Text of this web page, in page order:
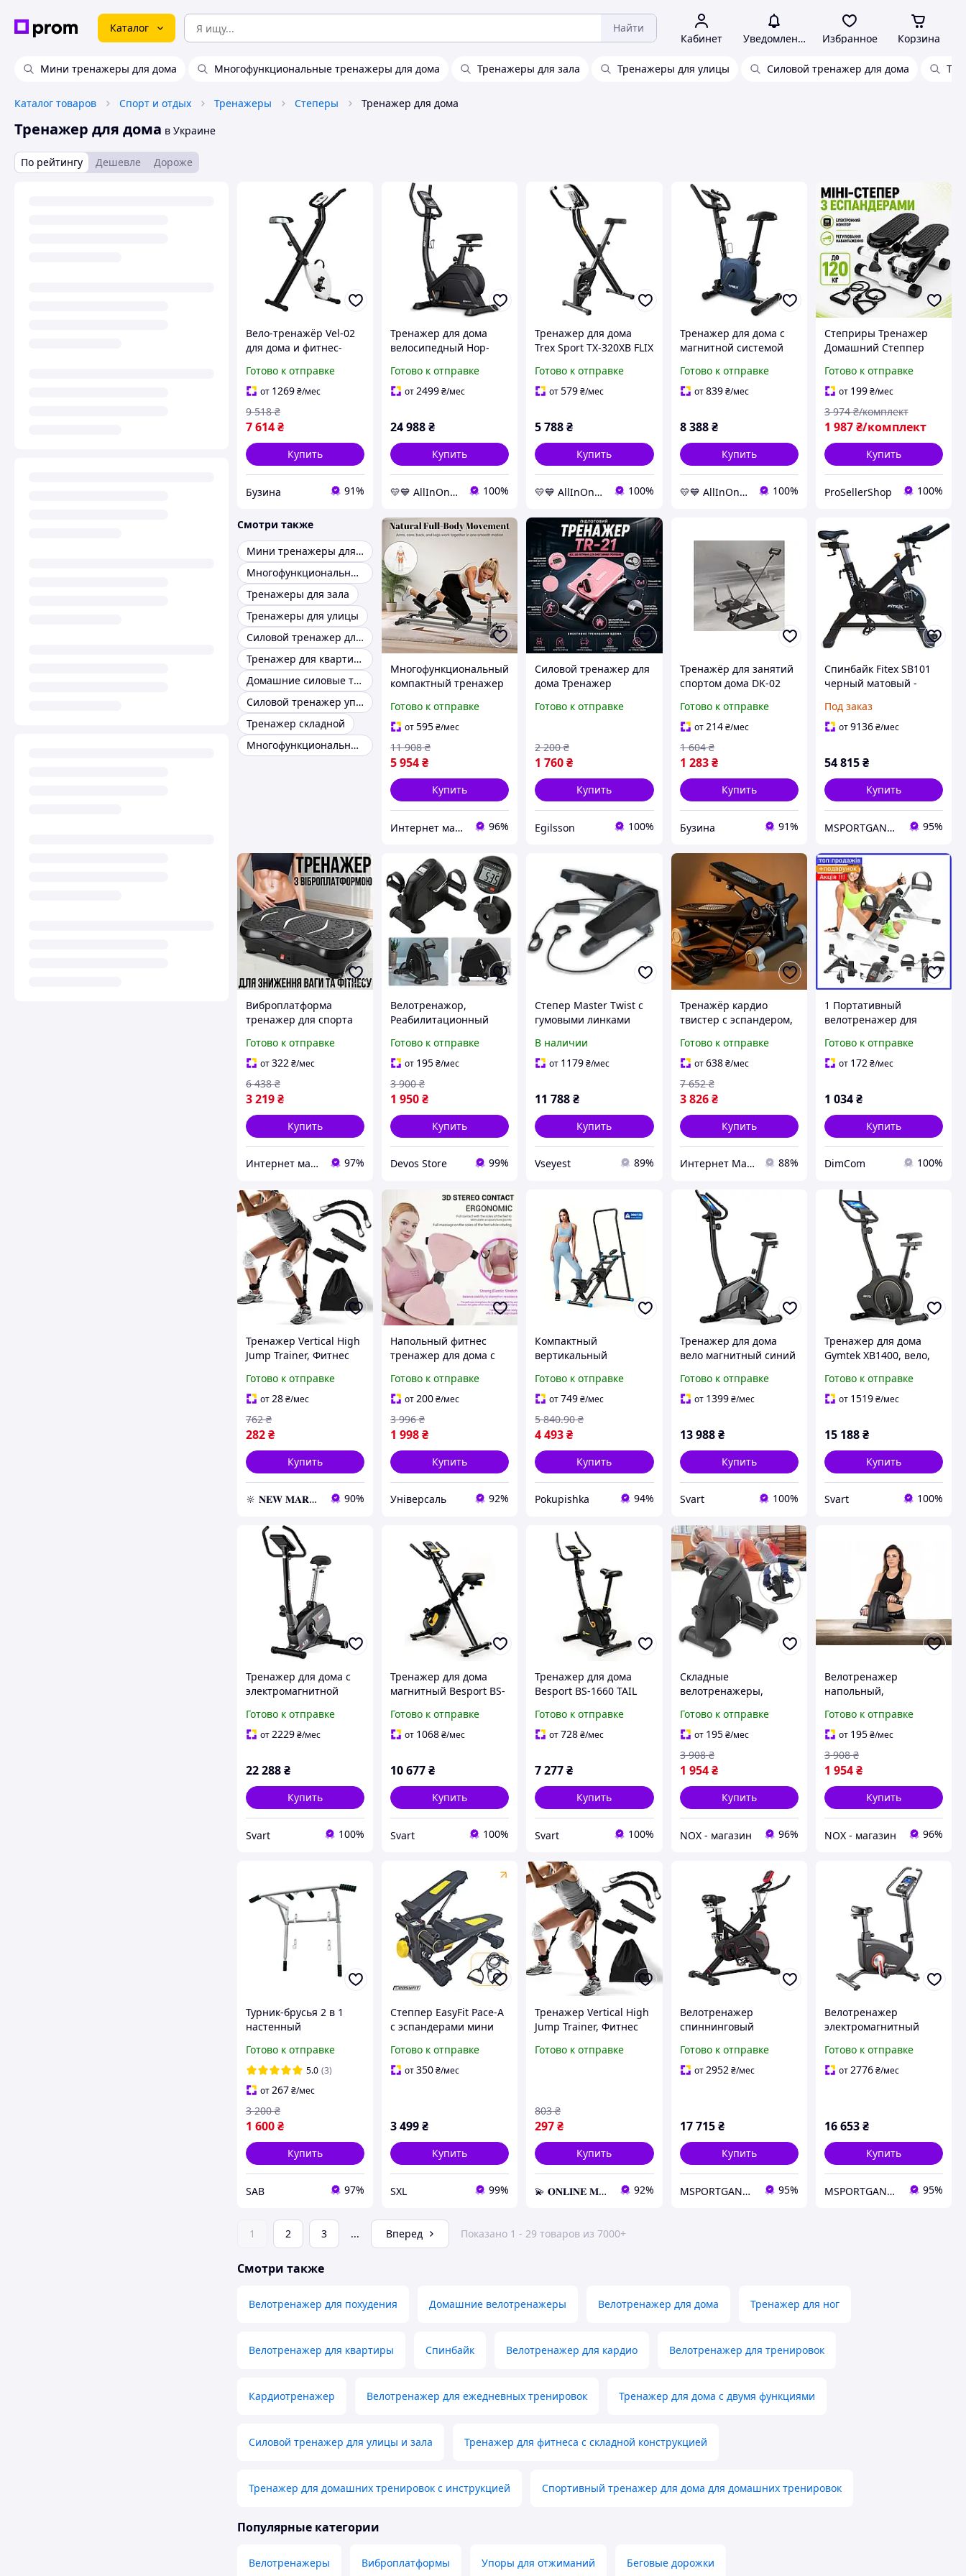
Каталог Найти
Кабинет Уведомления Избранное Корзина
Мини тренажеры для дома Многофункциональные тренажеры для дома Тренажеры для зала Тренажеры для улицы Силовой тренажер для дома
Каталог товаров Спорт и отдых Тренажеры Степеры Тренажер для дома
Тренажер для дома в Украине
По рейтингу Дешевле Дороже
Вело-тренажёр Vel-02
для дома и фитнес-
Готово к отправке
от 1269₴/мес
7 614₴
9 518 ₴
Купить
Бузина 91%
Тренажер для дома
велосипедный Hop-
черный AllInOne -
market-without-queues-
Готово к отправке
от2499₴/мес
24 988₴
Купить
💛💙 AllInOne - находи все необходимое в одном магазине! 100%
Тренажер для дома
Trex Sport TX-320XB FLIX
market-without-queues-
Готово к отправке
от579₴/мес
5 788₴
Купить
💛💙 AllInOne - находи все необходимое в одном магазине! 100%
Тренажер для дома с
магнитной системой
350MB RIZE синий
AllInOne -market-
Готово к отправке
от839 ₴/мес
8 388 ₴
Купить
💛💙 AllInOne - находи все необходимое в одном магазине! 100%
Степриры Тренажер
Домашний Степпер
Гидравлический
степпер Шаговый
тренажер кардио с
нынешнюю
Готово к отправке
от 199₴/мес
1 987₴/комплект
3 974 ₴/комплект
Купить
ProSellerShop 100%
Смотри также
Мини тренажеры для дома
Многофункциональные тренажеры для дома
Тренажеры для зала
Тренажеры для улицы
Силовой тренажер для дома
Тренажер для квартиры
Домашние силовые тренажеры
Силовой тренажер упражнения
Тренажер складной
Многофункциональный силовой тренажер для дома
Многофункциональный
компактный тренажер
спортом Эффективные
домашние тренажеры
кардио
Готово к отправке
от595₴/мес
5 954₴
11 908 ₴
Купить
Интернет магазин «Tehnos» 🛒 Лучшие цены! 💯 Быстрая отправка! 🚀 96%
Силовой тренажер для
дома Тренажер
Кардио тренажеры
для ходьбы, Мини-
степперы
Готово к отправке
1 760₴
2 200 ₴
Купить
Egilsson 100%
Тренажёр для занятий
спортом дома DK-02
Готово к отправке
от214 ₴/мес
1 283 ₴
1 604 ₴
Купить
Бузина 91%
Спинбайк Fitex SB101
черный матовый -
тренировок дома,
регулируемая нагрузка
Под заказ
от9136₴/мес
54 815₴
Купить
MSPORTGANTELI - інтернет магазин спортивних товарів 95%
Виброплатформа
тренажер для спорта
профессиональная
напольная Домашние
Готово к отправке
от322 ₴/мес
3 219₴
6 438 ₴
Купить
Интернет магазин "Select Store" 🛒 Только качественные товары по лучшим ценам ✅ 97%
Велотренажор,
Реабилитационный
встроенным
компьютером (2в1, С
для дома, DVS
Готово к отправке
от 195₴/мес
1 950₴
3 900 ₴
Купить
Devos Store 99%
Степер Master Twist с
гумовыми линками
дома
В наличии
от 1179₴/мес
11 788₴
Купить
Vseyest 89%
Тренажёр кардио
твистер с эспандером,
степпере, Тренажер
для дома степпер,
поворотный, MTS
Готово к отправке
от638 ₴/мес
3 826 ₴
7 652 ₴
Купить
Интернет Магазин "StepShop" 88%
1 Портативный
велотренажер для
premium Trizand
педальный тренажер
Готово к отправке
от 172 ₴/мес
1 034₴
Купить
DimCom 100%
Тренажер Vertical High
Jump Trainer, Фитнес
Эспандер для прыжков
Готово к отправке
от28₴/мес
282₴
762 ₴
Купить
🔆 𝐍𝐄𝐖 𝐌𝐀𝐑𝐊𝐄𝐓 🔆 – Продукция премиум-класса от официального представителя! 90%
Напольный фитнес
тренажер для дома с
до 100 кг и
регулируемой
погрузкой
Готово к отправке
от200₴/мес
1 998₴
3 996 ₴
Купить
Універсаль 92%
Компактный
вертикальный
офиса - универсальный
спортивный степпер
XY-167
Готово к отправке
от749₴/мес
4 493₴
5 840.90 ₴
Купить
Pokupishka 94%
Тренажер для дома
вело магнитный синий
stunning-products-for-
life-
Готово к отправке
от 1399 ₴/мес
13 988 ₴
Купить
Svart 100%
Тренажер для дома
Gymtek XB1400, вело,
золотом дизайне
/Svart/ -stunning-
Готово к отправке
от 1519₴/мес
15 188₴
Купить
Svart 100%
Тренажер для дома с
электромагнитной
Fitness C415 /Svart/ -
stunning-products-for-
Готово к отправке
от2229₴/мес
22 288₴
Купить
Svart 100%
Тренажер для дома
магнитный Besport BS-
черно-желтый /Svart/ -
stunning-products-for-
Готово к отправке
от 1068₴/мес
10 677₴
Купить
Svart 100%
Тренажер для дома
Besport BS-1660 TAIL
желтый для
кардиотренировок
products-for-life-
Готово к отправке
от728₴/мес
7 277₴
Купить
Svart 100%
Складные
велотренажеры,
для дома (2в1, С
дисплеем), Тренажер
для ног для пожилых,
NOX
Готово к отправке
от 195 ₴/мес
1 954 ₴
3 908 ₴
Купить
NOX - магазин 96%
Велотренажер
напольный,
реабилитации (2в1, С
дисплеем), Тренажер
для дома, NOX
Готово к отправке
от 195₴/мес
1 954₴
3 908 ₴
Купить
NOX - магазин 96%
Турник-брусья 2 в 1
настенный
(белый), тренажер для
дома и подтягиваний
Готово к отправке
5.0 (3)
от267₴/мес
1 600₴
3 200 ₴
Купить
SAB 97%
Степпер EasyFit Pace-A
с эспандерами мини
прямым шагом
гидравлический
Готово к отправке
от350₴/мес
3 499₴
Купить
SXL 99%
Тренажер Vertical High
Jump Trainer, Фитнес
Эспандер для прыжков
Готово к отправке
297₴
803 ₴
Купить
💫 𝐎𝐍𝐋𝐈𝐍𝐄 𝐌𝐀𝐑𝐊𝐄𝐓 💫 – Актуальные товары по самым выгодным ценам! 92%
Велотренажер
спиннинговый
inSPORTline Alfan
тренажер для дома с
Готово к отправке
от2952 ₴/мес
17 715 ₴
Купить
MSPORTGANTELI - інтернет магазин спортивних товарів 95%
Велотренажер
электромагнитный
с 16 уровнями
сопротивления
Готово к отправке
от2776₴/мес
16 653₴
Купить
MSPORTGANTELI - інтернет магазин спортивних товарів 95%
1 2 3 ... Вперед Показано 1 - 29 товаров из 7000+
Смотри также
Велотренажер для похудения Домашние велотренажеры Велотренажер для дома Тренажер для ног
Велотренажер для квартиры Спинбайк Велотренажер для кардио Велотренажер для тренировок
Кардиотренажер Велотренажер для ежедневных тренировок Тренажер для дома с двумя функциями
Силовой тренажер для улицы и зала Тренажер для фитнеса с складной конструкцией
Тренажер для домашних тренировок с инструкцией Спортивный тренажер для дома для домашних тренировок
Популярные категории
Велотренажеры Виброплатформы Упоры для отжиманий Беговые дорожки